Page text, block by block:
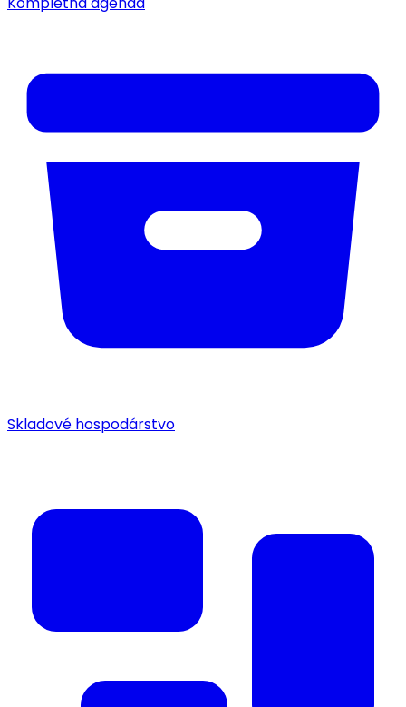
Skladové hospodárstvo